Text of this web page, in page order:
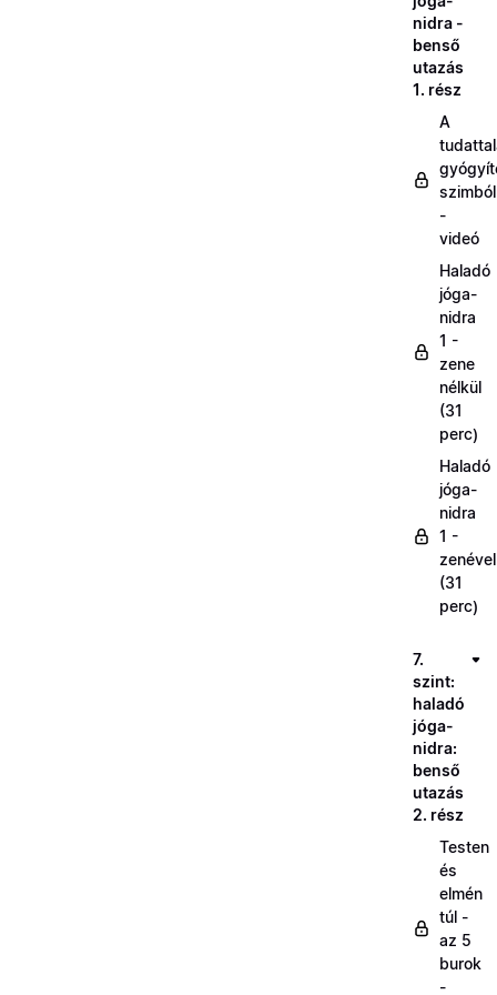
nidra -
benső
utazás
1. rész
A
-
videó
Haladó
jóga-
nidra
1 -
zene
nélkül
(31
perc)
Haladó
jóga-
nidra
1 -
zenével
(31
perc)
7.
szint:
haladó
jóga-
nidra:
benső
utazás
2. rész
Testen
és
elmén
túl -
az 5
burok
-